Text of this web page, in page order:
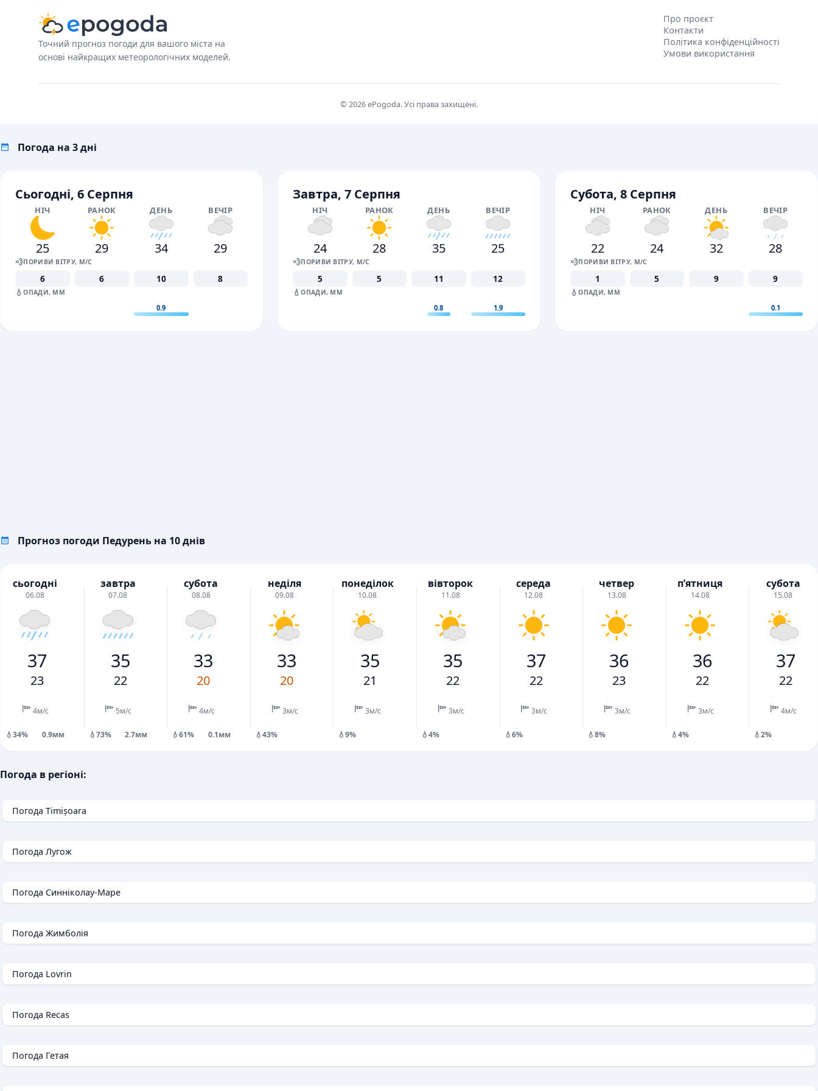
Точний прогноз погоди для вашого міста на
основі найкращих метеорологічних моделей.
Про проєкт
Контакти
Політика конфіденційності
Умови використання
© 2026 ePogoda. Усі права захищені.
Погода на 3 дні
Сьогодні, 6 Серпня
НІЧ РАНОК ДЕНЬ ВЕЧІР
25 29 34 29
💨ПОРИВИ ВІТРУ, М/С
6 6 10 8
💧ОПАДИ, ММ
0.9
Завтра, 7 Серпня
НІЧ РАНОК ДЕНЬ ВЕЧІР
24 28 35 25
💨ПОРИВИ ВІТРУ, М/С
5 5 11 12
💧ОПАДИ, ММ
0.8 1.9
Субота, 8 Серпня
НІЧ РАНОК ДЕНЬ ВЕЧІР
22 24 32 28
💨ПОРИВИ ВІТРУ, М/С
1 5 9 9
💧ОПАДИ, ММ
0.1
Прогноз погоди Педурень на 10 днів
сьогодні
06.08
37
23
4м/с
💧34% 0.9мм
завтра
07.08
35
22
5м/с
💧73% 2.7мм
субота
08.08
33
20
4м/с
💧61% 0.1мм
неділя
09.08
33
20
3м/с
💧43%
понеділок
10.08
35
21
3м/с
💧9%
вівторок
11.08
35
22
3м/с
💧4%
середа
12.08
37
22
3м/с
💧6%
четвер
13.08
36
23
3м/с
💧8%
пʼятниця
14.08
36
22
3м/с
💧4%
субота
15.08
37
22
4м/с
💧2%
Погода в регіоні:
Погода Timișoara
Погода Лугож
Погода Синніколау-Маре
Погода Жимболія
Погода Lovrin
Погода Recas
Погода Гетая